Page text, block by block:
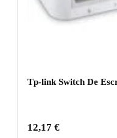
Tp-link Switch De
12,17 €